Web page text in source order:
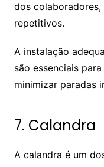
dos
repetitivos.
A instalação
são essenciais
minimizar paradas
7. Calandra
A calandra é um